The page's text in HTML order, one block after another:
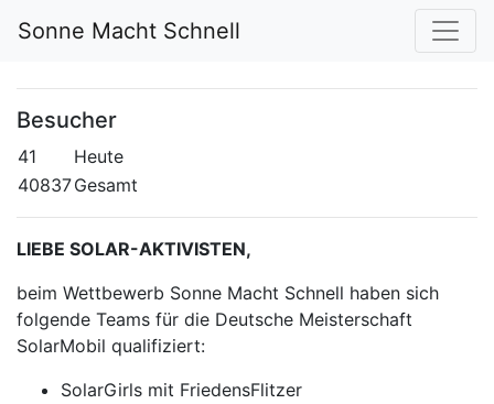
Sonne Macht Schnell
Besucher
41
Heute
40837Gesamt
LIEBE SOLAR-AKTIVISTEN,
beim Wettbewerb Sonne Macht Schnell haben sich
folgende Teams für die Deutsche Meisterschaft
SolarMobil qualifiziert:
SolarGirls mit FriedensFlitzer